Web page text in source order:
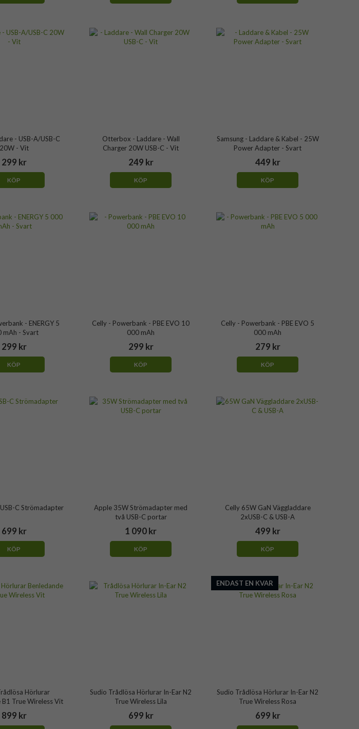
- USB-A/USB-C
20W - Vit
299 kr
KÖP
Otterbox - Laddare - Wall
Charger 20W USB-C - Vit
249 kr
KÖP
Samsung - Laddare & Kabel - 25W
Power Adapter - Svart
449 kr
KÖP
- ENERGY 5
mAh - Svart
299 kr
KÖP
Celly - Powerbank - PBE EVO 10
000 mAh
299 kr
KÖP
Celly - Powerbank - PBE EVO 5
000 mAh
279 kr
KÖP
C Strömadapter
699 kr
KÖP
Apple 35W Strömadapter med
två USB-C portar
1 090 kr
KÖP
Celly 65W GaN Väggladdare
2xUSB-C & USB-A
499 kr
KÖP
Hörlurar
B1 True Wireless Vit
899 kr
Sudio Trådlösa Hörlurar In-Ear N2
True Wireless Lila
699 kr
ENDAST EN KVAR
Sudio Trådlösa Hörlurar In-Ear N2
True Wireless Rosa
699 kr